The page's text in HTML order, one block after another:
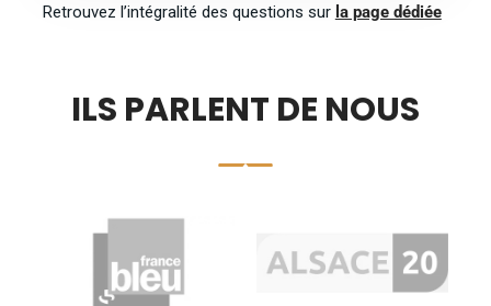
Retrouvez l’intégralité des questions sur la page dédiée
ILS PARLENT DE NOUS